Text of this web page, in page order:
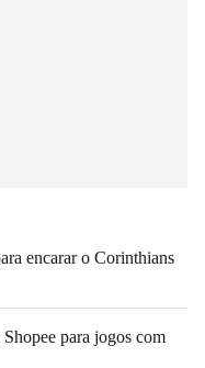
encarar o Corinthians
para jogos com